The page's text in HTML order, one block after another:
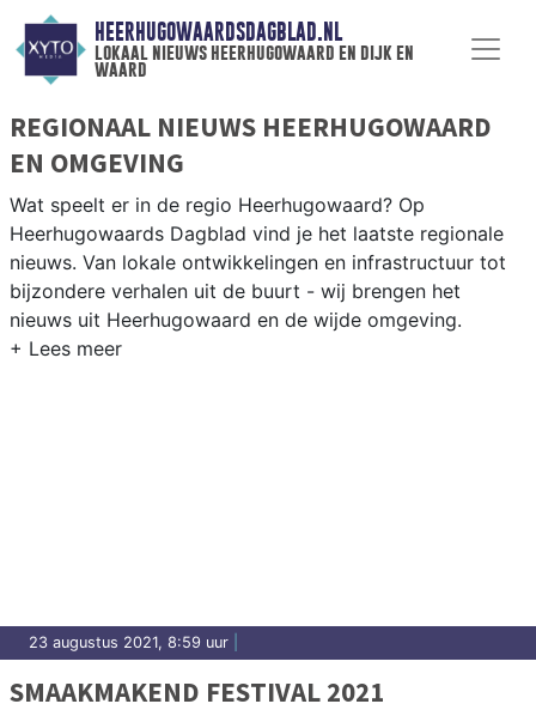
HEERHUGOWAARDSDAGBLAD.NL
lokaal nieuws heerhugowaard en dijk en
waard
REGIONAAL NIEUWS HEERHUGOWAARD
EN OMGEVING
Wat speelt er in de regio Heerhugowaard? Op
Heerhugowaards Dagblad vind je het laatste regionale
nieuws. Van lokale ontwikkelingen en infrastructuur tot
bijzondere verhalen uit de buurt - wij brengen het
nieuws uit Heerhugowaard en de wijde omgeving.
23 augustus 2021, 8:59 uur
SMAAKMAKEND FESTIVAL 2021